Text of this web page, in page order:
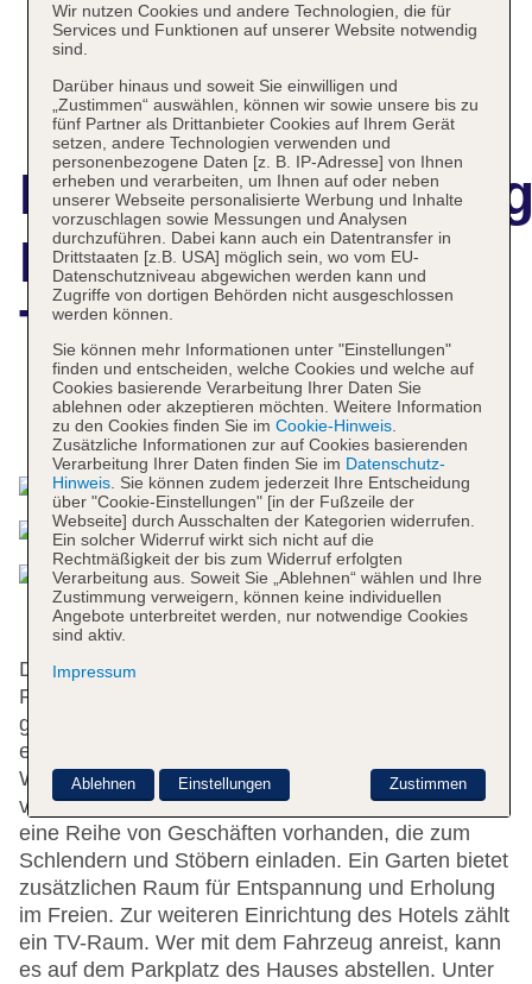
King Solomon
Tiberias Hotel
Das bietet Ihre Unterkunft
Dieses Hotel verfügt über 4 Aufzüge und eine
Rezeption. Zu den Einrichtungen des Hauses
gehören eine Gepäckaufbewahrung, ein Safe und
eine Wechselstube. In der Unterbringung steht
WLAN zur Verfügung. Hilfestellung bei der Buchung
von Ausflügen wird am Tourdesk geboten. Es ist
eine Reihe von Geschäften vorhanden, die zum
Schlendern und Stöbern einladen. Ein Garten bietet
zusätzlichen Raum für Entspannung und Erholung
im Freien. Zur weiteren Einrichtung des Hotels zählt
ein TV-Raum. Wer mit dem Fahrzeug anreist, kann
es auf dem Parkplatz des Hauses abstellen. Unter
Wir nutzen Cookies und andere Technologien, die für
Services und Funktionen auf unserer Website notwendig
sind.
Darüber hinaus und soweit Sie einwilligen und
„Zustimmen“ auswählen, können wir sowie unsere bis zu
fünf Partner als Drittanbieter Cookies auf Ihrem Gerät
setzen, andere Technologien verwenden und
personenbezogene Daten [z. B. IP-Adresse] von Ihnen
erheben und verarbeiten, um Ihnen auf oder neben
unserer Webseite personalisierte Werbung und Inhalte
vorzuschlagen sowie Messungen und Analysen
durchzuführen. Dabei kann auch ein Datentransfer in
Drittstaaten [z.B. USA] möglich sein, wo vom EU-
Datenschutzniveau abgewichen werden kann und
Zugriffe von dortigen Behörden nicht ausgeschlossen
werden können.
Sie können mehr Informationen unter "Einstellungen"
finden und entscheiden, welche Cookies und welche auf
Cookies basierende Verarbeitung Ihrer Daten Sie
ablehnen oder akzeptieren möchten. Weitere Information
zu den Cookies finden Sie im Cookie-Hinweis.
Zusätzliche Informationen zur auf Cookies basierenden
Verarbeitung Ihrer Daten finden Sie im Datenschutz-
Hinweis. Sie können zudem jederzeit Ihre Entscheidung
über "Cookie-Einstellungen" [in der Fußzeile der
Webseite] durch Ausschalten der Kategorien widerrufen.
Ein solcher Widerruf wirkt sich nicht auf die
Rechtmäßigkeit der bis zum Widerruf erfolgten
Verarbeitung aus. Soweit Sie „Ablehnen“ wählen und Ihre
Zustimmung verweigern, können keine individuellen
Angebote unterbreitet werden, nur notwendige Cookies
sind aktiv.
Impressum
Zustimmen
Ablehnen Einstellungen